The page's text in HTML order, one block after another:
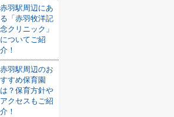
赤羽駅周辺にあ
る「赤羽牧洋記
念クリニック」
についてご紹
介！
赤羽駅周辺のお
すすめ保育園
は？保育方針や
アクセスもご紹
介！